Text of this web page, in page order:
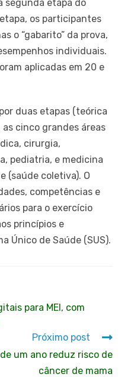
segunda etapa do
os participantes
o “gabarito” da prova,
individuais.
aplicadas em 20 e
duas etapas (teórica
cinco grandes áreas
cirurgia,
pediatria, e medicina
(saúde coletiva). O
competências e
para o exercício
princípios e
Único de Saúde (SUS).
para MEI, com
Próximo post
um ano reduz risco de
câncer de mama